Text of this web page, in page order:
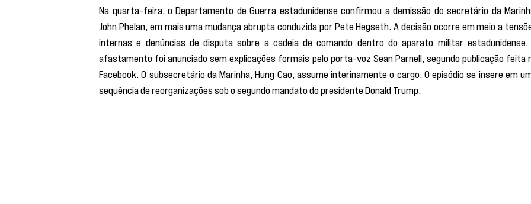
Na quarta-feira, o Departamento de Guerra estadunidense confirmou a demissão do secretário da
John Phelan, em mais uma mudança abrupta conduzida por Pete Hegseth. A decisão ocorre em meio a
internas e denúncias de disputa sobre a cadeia de comando dentro do aparato militar estadunidense.
afastamento foi anunciado sem explicações formais pelo porta-voz Sean Parnell, segundo publicação feita
Facebook. O subsecretário da Marinha, Hung Cao, assume interinamente o cargo. O episódio se insere em
sequência de reorganizações sob o segundo mandato do presidente Donald Trump.